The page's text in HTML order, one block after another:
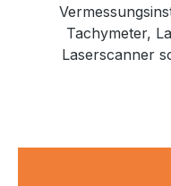
Tachymeter,
Laserscanner